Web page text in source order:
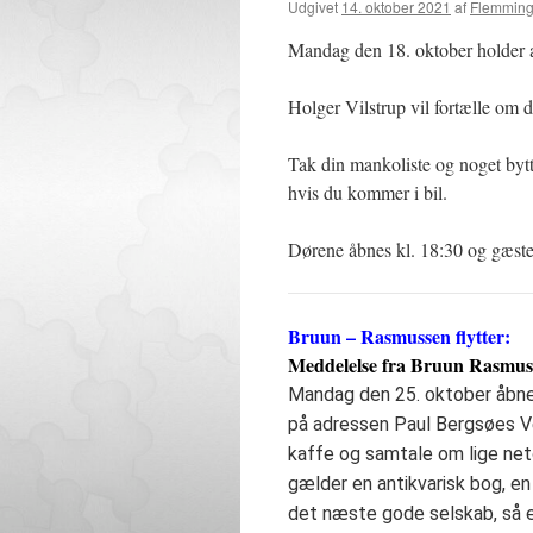
Udgivet 14. oktober 2021 af
Mandag den 18. oktober holder
Holger Vilstrup vil fortælle om
Tak din mankoliste og noget
hvis du kommer i bil.
Dørene åbnes kl. 18:30 og
Bruun – Rasmussen flytter:
Meddelelse fra Bruun
Mandag den 25. oktober
på adressen Paul Bergsøes
kaffe og samtale om lige
gælder en antikvarisk bog,
det næste gode selskab, så